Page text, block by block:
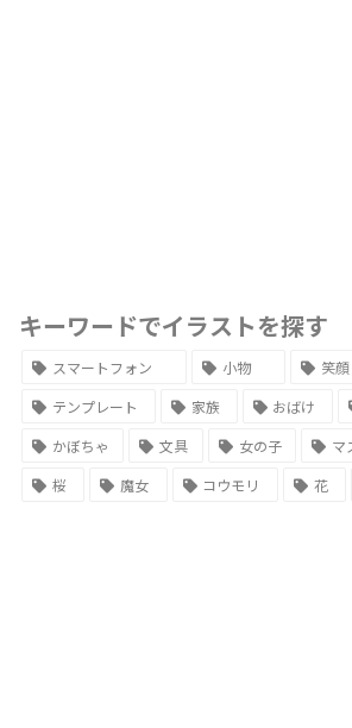
キーワードでイラストを探す
スマートフォン 小物 笑顔
テンプレート
家族 おばけ
かぼちゃ
文具 女の子 マ
桜
魔女 コウモリ 花